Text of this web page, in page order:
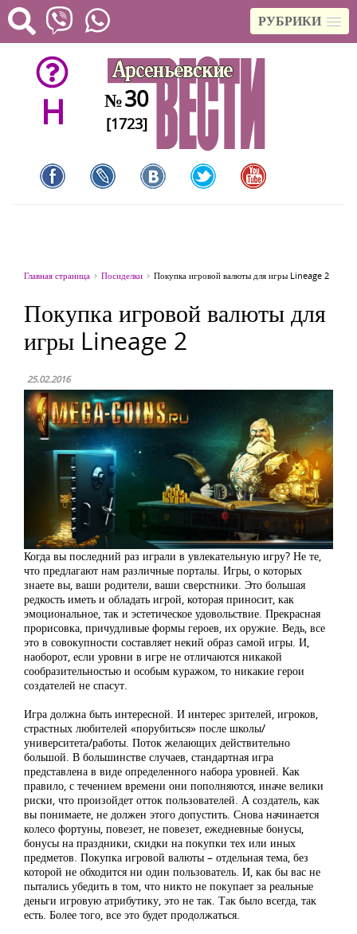
РУБРИКИ
H №30
[1723]
Главная страница Посиделки Покупка игровой валюты для игры Lineage 2
Покупка игровой валюты для
игры Lineage 2
25.02.2016
Когда вы последний раз играли в увлекательную игру? Не те,
что предлагают нам различные порталы. Игры, о которых
знаете вы, ваши родители, ваши сверстники. Это большая
редкость иметь и обладать игрой, которая приносит, как
эмоциональное, так и эстетическое удовольствие. Прекрасная
прорисовка, причудливые формы героев, их оружие. Ведь, все
это в совокупности составляет некий образ самой игры. И,
наоборот, если уровни в игре не отличаются никакой
сообразительностью и особым куражом, то никакие герои
создателей не спасут.
Игра должна быть интересной. И интерес зрителей, игроков,
страстных любителей «порубиться» после школы/
университета/работы. Поток желающих действительно
большой. В большинстве случаев, стандартная игра
представлена в виде определенного набора уровней. Как
правило, с течением времени они пополняются, иначе велики
риски, что произойдет отток пользователей. А создатель, как
вы понимаете, не должен этого допустить. Снова начинается
колесо фортуны, повезет, не повезет, ежедневные бонусы,
бонусы на праздники, скидки на покупки тех или иных
предметов. Покупка игровой валюты – отдельная тема, без
которой не обходится ни один пользователь. И, как бы вас не
пытались убедить в том, что никто не покупает за реальные
деньги игровую атрибутику, это не так. Так было всегда, так
есть. Более того, все это будет продолжаться.